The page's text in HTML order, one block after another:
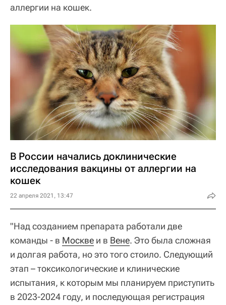
аллергии на кошек.
В России начались доклинические
исследования вакцины от аллергии на
кошек
22 апреля 2021, 13:47
"Над созданием препарата работали две
команды - в Москве и в Вене. Это была сложная
и долгая работа, но это того стоило. Следующий
этап – токсикологические и клинические
испытания, к которым мы планируем приступить
в 2023-2024 году, и последующая регистрация